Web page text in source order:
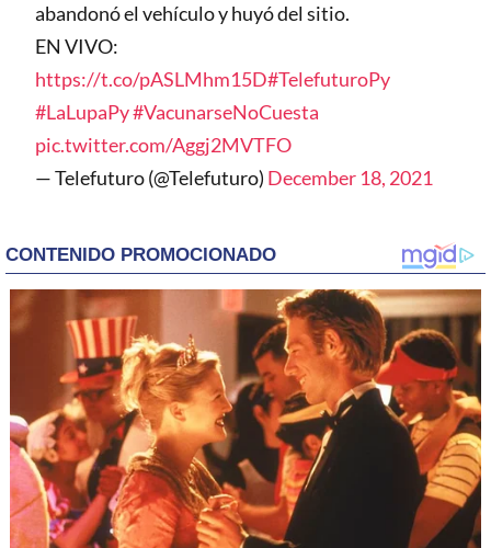
abandonó el vehículo y huyó del sitio.
EN VIVO:
https://t.co/pASLMhm15D#TelefuturoPy
#LaLupaPy#VacunarseNoCuesta
pic.twitter.com/Aggj2MVTFO
— Telefuturo (@Telefuturo) December 18, 2021